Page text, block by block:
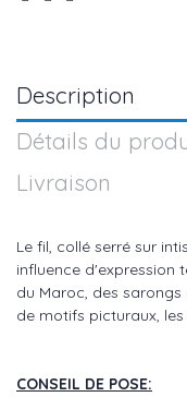
Description
Détails du
Livraison
Le fil, collé serré sur
influence d'expression
du Maroc, des
de motifs picturaux,
CONSEIL DE POSE: